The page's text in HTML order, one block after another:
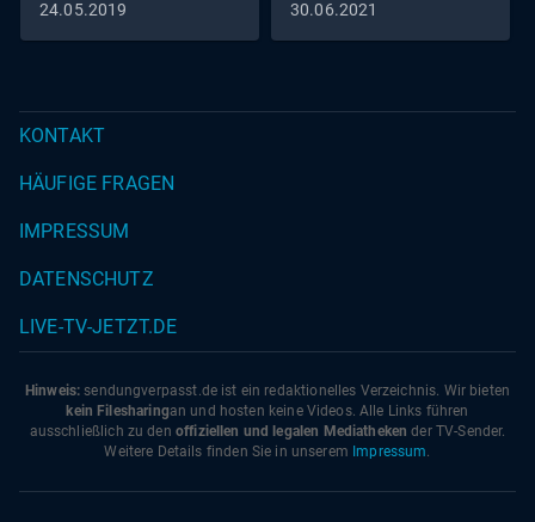
24.05.2019
30.06.2021
KONTAKT
HÄUFIGE FRAGEN
IMPRESSUM
DATENSCHUTZ
LIVE-TV-JETZT.DE
Hinweis: sendungverpasst.de ist ein redaktionelles Verzeichnis. Wir bieten
kein Filesharingan und hosten keine Videos. Alle Links führen
ausschließlich zu den offiziellen und legalen Mediatheken der TV-Sender.
Weitere Details finden Sie in unserem Impressum.